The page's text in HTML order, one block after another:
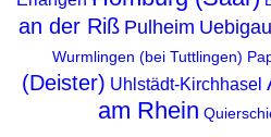
an der Riß Pulheim
Wurmlingen (bei Tuttlingen)
(Deister) Uhlstädt-Kirchhasel
am Rhein